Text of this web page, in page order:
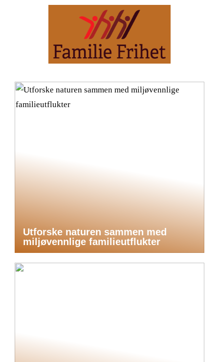
Utforske naturen sammen med
miljøvennlige familieutflukter